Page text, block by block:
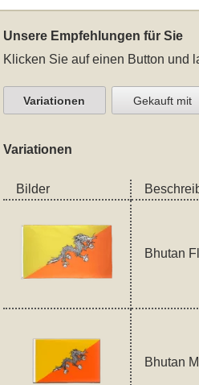
Unsere Empfehlungen für Sie
Klicken Sie auf einen Button und
Variationen Gekauft mit
Variationen
Bilder
Bhutan
Bhutan